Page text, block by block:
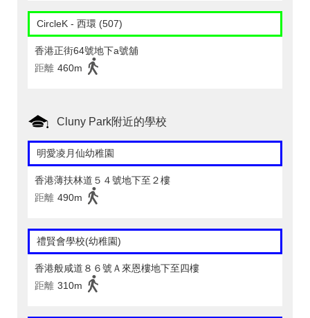
CircleK - 西環 (507)
香港正街64號地下a號舖
距離 460m
Cluny Park附近的學校
明愛凌月仙幼稚園
香港薄扶林道５４號地下至２樓
距離 490m
禮賢會學校(幼稚園)
香港般咸道８６號Ａ來恩樓地下至四樓
距離 310m